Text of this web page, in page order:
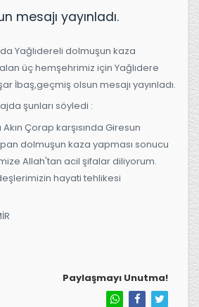
mesajı yayınladı.
Yağlıdereli dolmuşun kaza
üç hemşehrimiz için Yağlıdere
İbaş,geçmiş olsun mesajı yayınladı.
şunları söyledi :
Çorap karşısında Giresun
dolmuşun kaza yapması sonucu
Allah'tan acil şifalar diliyorum.
hayati tehlikesi
Paylaşmayı Unutma!